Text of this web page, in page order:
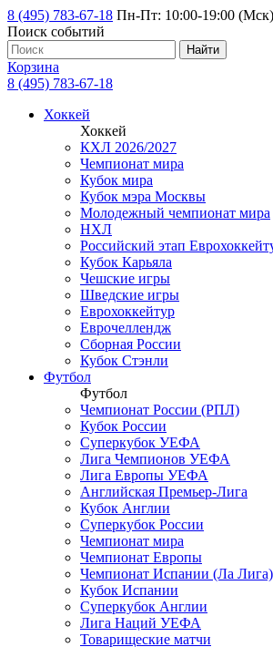
8 (495) 783-67-18 Пн-Пт: 10:00-19:00
Поиск событий
Найти
Корзина
8 (495) 783-67-18
Хоккей
Хоккей
КХЛ 2026/2027
Чемпионат мира
Кубок мира
Кубок мэра Москвы
Молодежный чемпионат мира
НХЛ
Российский этап
Кубок Карьяла
Чешские игры
Шведские игры
Еврохоккейтур
Еврочеллендж
Сборная России
Кубок Стэнли
Футбол
Футбол
Чемпионат России (РПЛ)
Кубок России
Суперкубок УЕФА
Лига Чемпионов УЕФА
Лига Европы УЕФА
Английская Премьер-Лига
Кубок Англии
Суперкубок России
Чемпионат мира
Чемпионат Европы
Чемпионат Испании (Ла Лига)
Кубок Испании
Суперкубок Англии
Лига Наций УЕФА
Товарищеские матчи